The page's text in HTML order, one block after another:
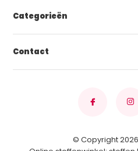
Categorieën
Contact
© Copyright 2026